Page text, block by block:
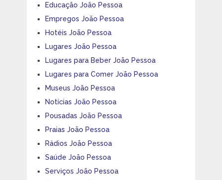
Educação João Pessoa
Empregos João Pessoa
Hotéis João Pessoa
Lugares João Pessoa
Lugares para Beber João Pessoa
Lugares para Comer João Pessoa
Museus João Pessoa
Notícias João Pessoa
Pousadas João Pessoa
Praias João Pessoa
Rádios João Pessoa
Saúde João Pessoa
Serviços João Pessoa